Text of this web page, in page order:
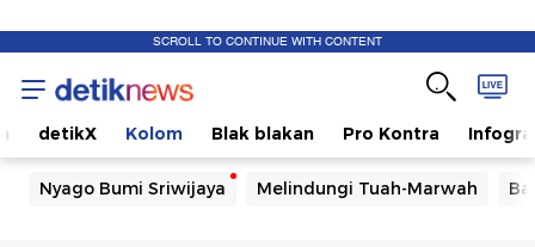
SCROLL TO CONTINUE WITH CONTENT
detikX Kolom Blak blakan Pro Kontra
Nyago Bumi Sriwijaya Melindungi Tuah-Marwah